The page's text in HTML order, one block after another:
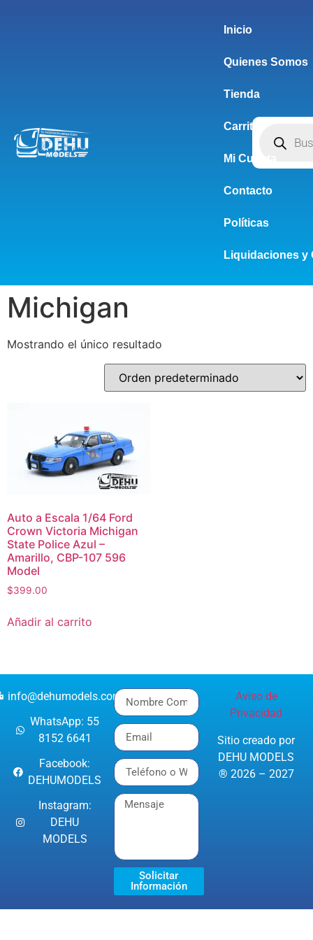
Inicio
Quienes Somos
Tienda
Carrito
Mi Cuenta
Contacto
Políticas
Liquidaciones y
Michigan
Mostrando el único resultado
Auto a Escala 1/64 Ford
Crown Victoria Michigan
State Police Azul –
Amarillo, CBP-107 596
Model
$399.00
Añadir al carrito
info@dehumodels.com
WhatsApp: 55
8152 6641
Facebook:
DEHUMODELS
Instagram:
DEHU
MODELS
Solicitar
Información
Aviso de
Privacidad
Sitio creado por
DEHU MODELS
® 2026 – 2027